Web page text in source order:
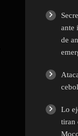
ante
de
Lo
tiran